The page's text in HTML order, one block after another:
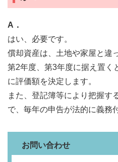
A．
はい、必要です。
償却資産は、土地や家屋と違
第2年度、第3年度に据え置く
に評価額を決定します。
また、登記簿等により把握す
で、毎年の申告が法的に義務
お問い合わせ